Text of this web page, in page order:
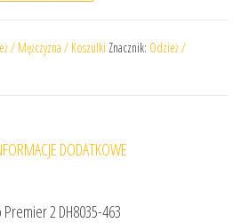
/ Mężczyzna / Koszulki Znacznik: Odzież /
DODATKOWE
2 DH8035-463